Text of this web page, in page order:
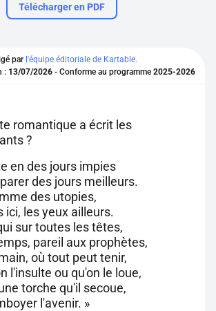
S'inscrire gratuitement
profiter de 10 contenus offerts.
Télécharger en PDF
par l'équipe éditoriale de Kartable.
: 13/07/2026 - Conforme au programme 2025-2026
romantique a écrit les
?
en des jours impies
des jours meilleurs.
des utopies,
ici, les yeux ailleurs.
sur toutes les têtes,
pareil aux prophètes,
où tout peut tenir,
l'insulte ou qu'on le loue,
torche qu'il secoue,
l'avenir. »